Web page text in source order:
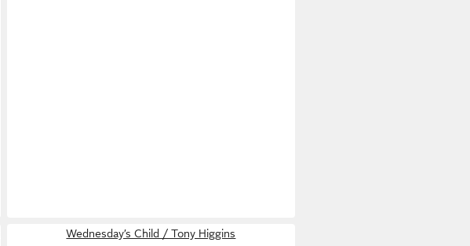
Wednesday’s Child / Tony Higgins